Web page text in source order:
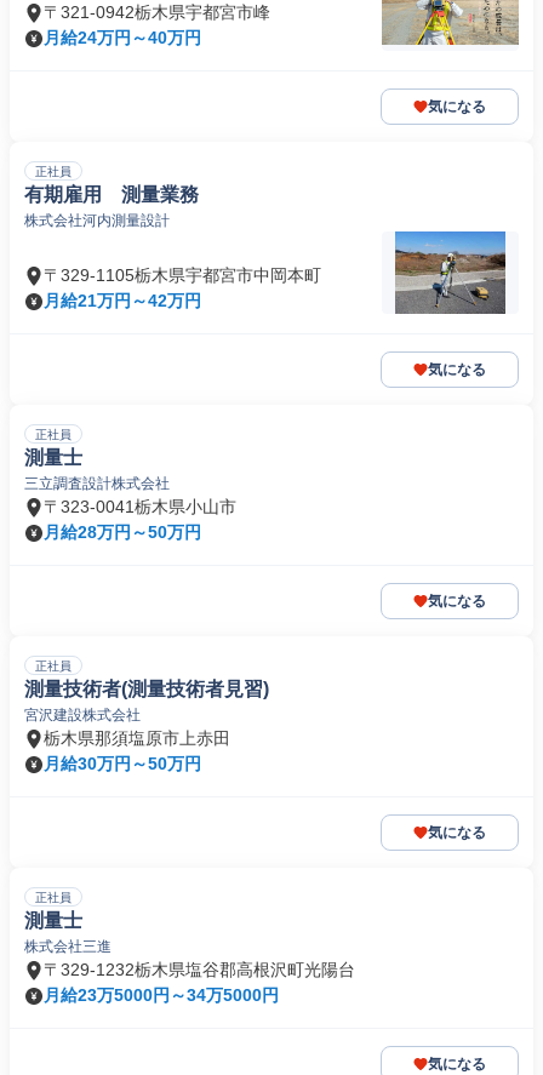
〒321-0942栃木県宇都宮市峰
月給24万円～40万円
気になる
正社員
有期雇用 測量業務
株式会社河内測量設計
〒329-1105栃木県宇都宮市中岡本町
月給21万円～42万円
気になる
正社員
測量士
三立調査設計株式会社
〒323-0041栃木県小山市
月給28万円～50万円
気になる
正社員
測量技術者(測量技術者見習)
宮沢建設株式会社
栃木県那須塩原市上赤田
月給30万円～50万円
気になる
正社員
測量士
株式会社三進
〒329-1232栃木県塩谷郡高根沢町光陽台
月給23万5000円～34万5000円
気になる